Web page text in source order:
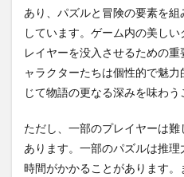
あり、パズルと冒険の要素を
しています。ゲーム内の美し
レイヤーを没入させるための
ャラクターたちは個性的で魅
じて物語の更なる深みを味わう
ただし、一部のプレイヤーは
あります。一部のパズルは推
時間がかかることがあります